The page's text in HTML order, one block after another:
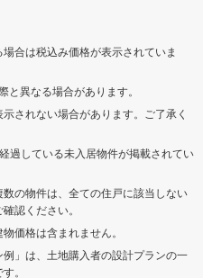
合は税込み価格が表示されていま
異なる場合があります。
されない場合があります。ご了承く
過している未入居物件が掲載されてい
数の物件は、全ての住戸に該当しない
認ください。
価格は含まれません。
例」は、土地購入者の設計プランの一
。